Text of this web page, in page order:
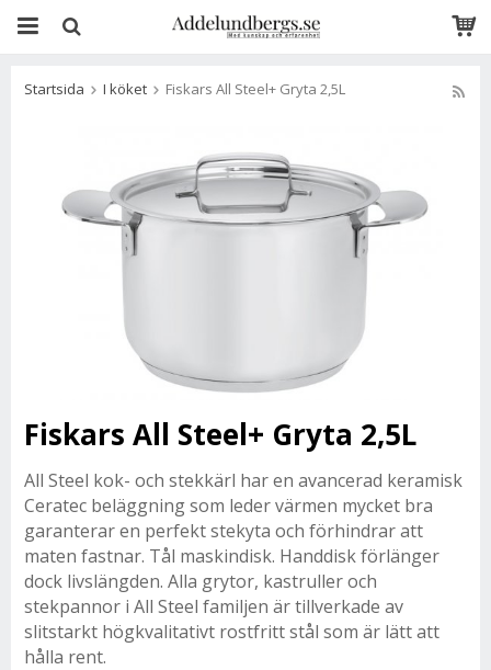
Startsida I köket Fiskars All Steel+ Gryta 2,5L
Fiskars All Steel+ Gryta 2,5L
All Steel kok- och stekkärl har en avancerad keramisk
Ceratec beläggning som leder värmen mycket bra
garanterar en perfekt stekyta och förhindrar att
maten fastnar. Tål maskindisk. Handdisk förlänger
dock livslängden. Alla grytor, kastruller och
stekpannor i All Steel familjen är tillverkade av
slitstarkt högkvalitativt rostfritt stål som är lätt att
hålla rent.